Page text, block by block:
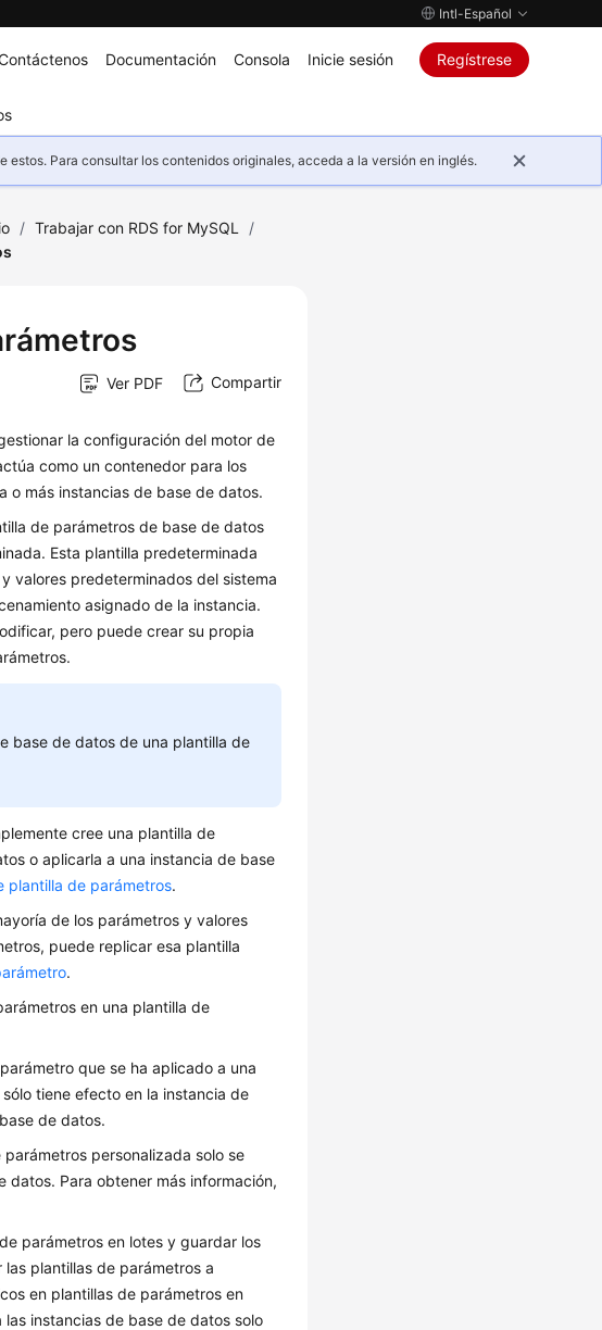
Intl-Español
Documentación Consola Inicie sesión Regístrese
Para consultar los contenidos originales, acceda a la versión en inglés.
/ Trabajar con RDS for MySQL
/
Ver PDF Compartir
la configuración del motor de
como un contenedor para los
o más instancias de base de datos.
de parámetros de base de datos
Esta plantilla predeterminada
valores predeterminados del sistema
asignado de la instancia.
pero puede crear su propia
base de datos de una plantilla de
cree una plantilla de
o aplicarla a una instancia de base
plantilla de parámetros.
de los parámetros y valores
puede replicar esa plantilla
.
en una plantilla de
que se ha aplicado a una
tiene efecto en la instancia de
de datos.
personalizada solo se
datos. Para obtener más información,
parámetros en lotes y guardar los
plantillas de parámetros a
en plantillas de parámetros en
instancias de base de datos solo